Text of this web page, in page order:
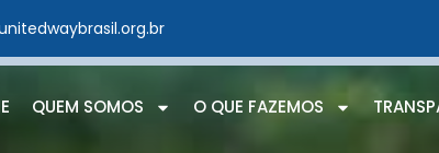
QUEM SOMOS O QUE FAZEMOS